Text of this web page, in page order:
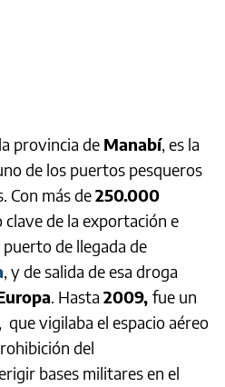
provincia de Manabí, es la
de los puertos pesqueros
Con más de250.000
clave de la exportación e
de llegada de
, y de salida de esa droga
. Hasta 2009, fue un
, que vigilaba el espacio aéreo
del
bases militares en el